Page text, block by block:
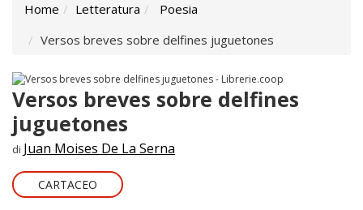
Home Letteratura
Poesia
Versos breves sobre delfines juguetones
Versos breves sobre delfines
juguetones
di Juan Moises De La Serna
CARTACEO